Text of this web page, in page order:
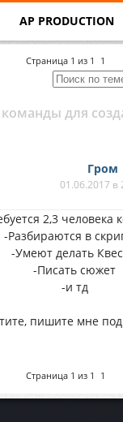
AP PRODUCTION
Страница 1 из 1 1
для
Гром
01.06.2017 в
2,3 человека
-Разбираются в
-Умеют делать
-Писать сюжет
-и тд
пишите мне
Страница 1 из 1 1